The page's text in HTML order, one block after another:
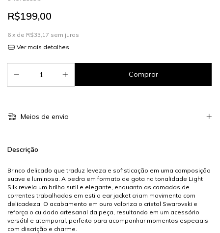
R$199,00
6 x de R$33,17 sem juros
Ver mais detalhes
Meios de envio
Descrição
Brinco delicado que traduz leveza e sofisticação em uma composição
suave e luminosa. A pedra em formato de gota na tonalidade Light
Silk revela um brilho sutil e elegante, enquanto as camadas de
correntes trabalhadas em estilo ear jacket criam movimento com
delicadeza. O acabamento em ouro valoriza o cristal Swarovski e
reforça o cuidado artesanal da peça, resultando em um acessório
versátil e atemporal, perfeito para acompanhar momentos especiais
com discrição e charme.